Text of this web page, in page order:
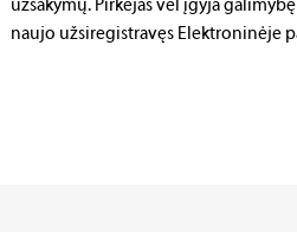
užsakymų. Pirkėjas vėl įgyja
naujo užsiregistravęs Elektroninėje